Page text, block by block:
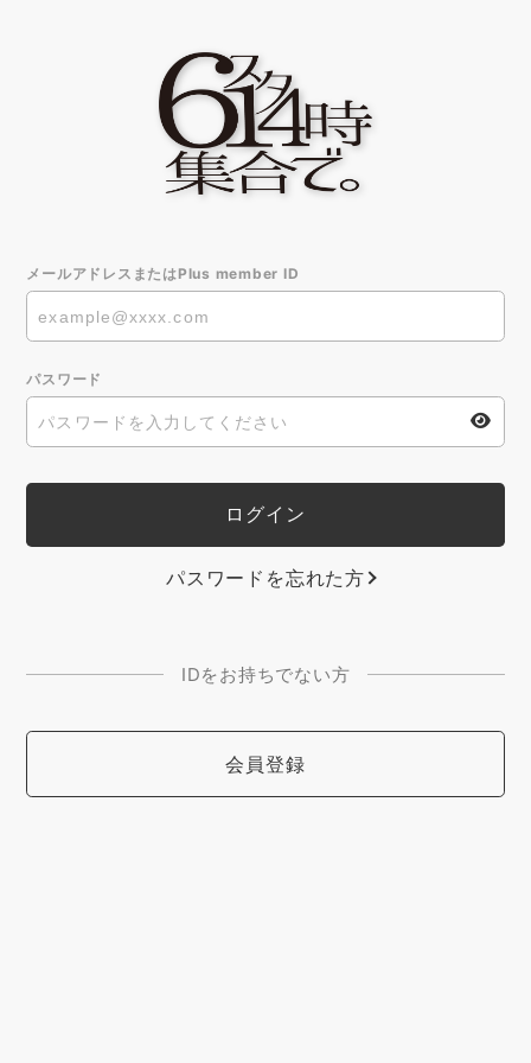
メールアドレスまたはPlus member ID
パスワード
パスワードを忘れた方
IDをお持ちでない方
会員登録